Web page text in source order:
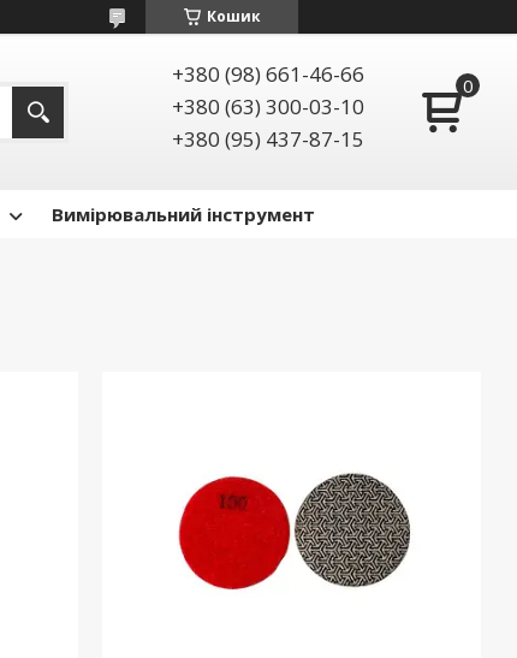
Кошик
+380 (98) 661-46-66
+380 (63) 300-03-10
+380 (95) 437-87-15
Вимірювальний інструмент